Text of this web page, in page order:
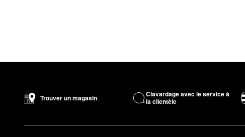
Trouver un magasin
Clavardage avec le service à
la clientèle